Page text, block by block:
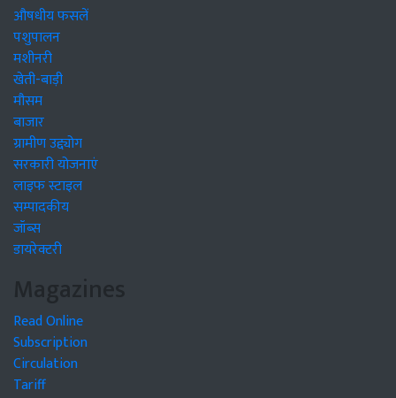
औषधीय फसलें
पशुपालन
मशीनरी
खेती-बाड़ी
मौसम
बाजार
ग्रामीण उद्द्योग
सरकारी योजनाएं
लाइफ स्टाइल
सम्पादकीय
जॉब्स
डायरेक्टरी
Magazines
Read Online
Subscription
Circulation
Tariff